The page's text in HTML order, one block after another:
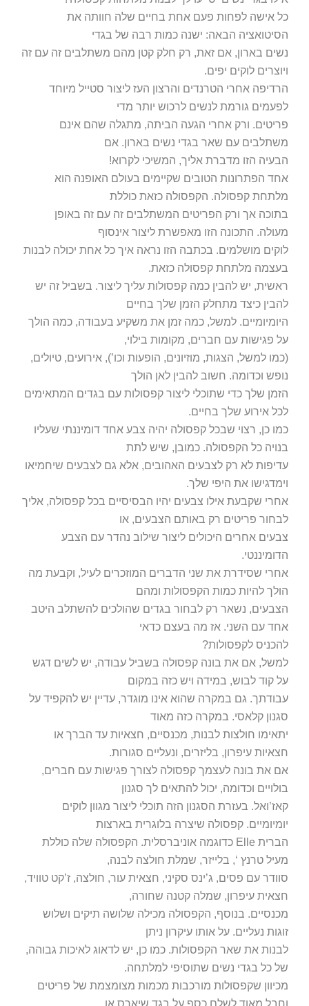
הסיטואציה הבאה: ישנה כמות רבה של בגדי
נשים בארון, אם זאת, רק חלק קטן מהם משתלבים זה עם זה
הרדיפה אחרי הטרנדים והרצון העז ליצור סטייל מיוחד
לפעמים גורמת לנשים לרכוש יותר מדי
פריטים. ורק אחרי הגעה הביתה, מתגלה שהם אינם
משתלבים עם שאר בגדי נשים בארון. אם
הבעיה הזו מדברת אליך, המשיכי לקרוא!
אחד הפתרונות הטובים שקיימים בעולם האופנה הוא
מלתחת קפסולה. הקפסולה כזאת כוללת
בתוכה אך ורק הפריטים המשתלבים זה עם זה באופן
מעולה. התכונה הזו מאפשרת ליצור אינסוף
לוקים מושלמים. בכתבה הזו נראה איך כל אחת יכולה לבנות
בעצמה מלתחת קפסולה כזאת.
ראשית, יש להבין כמה קפסולות עליך ליצור. בשביל זה יש
להבין כיצד מתחלק הזמן שלך בחיים
היומיומיים. למשל, כמה זמן את משקיע בעבודה, כמה הולך
על פגישות עם חברים, מקומות בילוי,
(כמו למשל, הצגות, מוזיונים, הופעות וכו’), אירועים, טיולים,
נופש וכדומה. חשוב להבין לאן הולך
הזמן שלך כדי שתוכלי ליצור קפסולות עם בגדים המתאימים
לכל אירוע שלך בחיים.
כמו כן, רצוי שבכל קפסולה יהיה צבע אחד דומיננתי שעליו
בנויה כל הקפסולה. כמובן, שיש לתת
עדיפות לא רק לצבעים האהובים, אלא גם לצבעים שיחמיאו
וימדגישו את היפי שלך.
אחרי שקבעת אילו צבעים יהיו הבסיסיים בכל קפסולה, אליך
לבחור פריטים רק באותם הצבעים, או
צבעים אחרים היכולים ליצור שילוב נהדר עם הצבע
הצבעים, נשאר רק לבחור בגדים שהולכים להשתלב היטב
אחד עם השני. אז מה בעצם כדאי
למשל, אם את בונה קפסולה בשביל עבודה, יש לשים דגש
על קוד לבוש, במידה ויש כזה במקום
עבודתך. גם במקרה שהוא אינו מוגדר, עדיין יש להקפיד על
יתאימו חולצות לבנות, מכנסיים, חצאיות עד הברך או
חצאיות עיפרון, בליזרים, ונעליים סגורות.
אם את בונה לעצמך קפסולה לצורך פגישות עם חברים,
בולויים וכדומה, יכול להתאים לך סגנון
קאז’ואל. בעזרת הסגנון הזה תוכלי ליצור מגוון לוקים
יומיומיים. קפסולה שיצרה בלוגרית בארצות
הברית Elle כדוגמה אוניברסלית. הקפסולה שלה כוללת
מעיל טרנץ ‘, בלייזר, שמלת חולצה לבנה,
סוודר עם פסים, ג’ינס סקיני, חצאית עור, חולצה, ז’קט טוויד,
חצאית עיפרון, שמלה קטנה שחורה,
מכנסיים. בנוסף, הקפסולה מכילה שלושה תיקים ושלוש
זוגות נעליים. על אותו עיקרון ניתן
לבנות את שאר הקפסולות. כמו כן, יש לדאוג לאיכות גבוהה,
של כל בגדי נשים שתוסיפי למלתחה.
מכיוון שקפסולות מורכבות מכמות מצומצמת של פריטים
וחבל מאוד לשלם כסף על בגד שיארס או
ימתח אחרי כביסה ראשונה או שניה.